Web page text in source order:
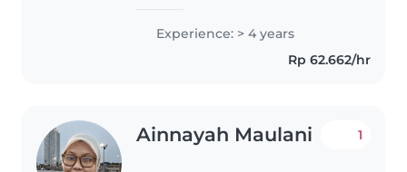
bila mengasuh anak anak
Experience: > 4 years
Rp 62.662/hr
Ainnayah Maulani 1